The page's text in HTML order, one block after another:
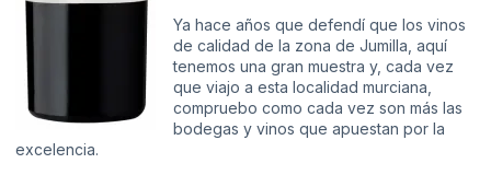
Ya hace años que defendí que los vinos
de calidad de la zona de Jumilla, aquí
tenemos una gran muestra y, cada vez
que viajo a esta localidad murciana,
compruebo como cada vez son más las
bodegas y vinos que apuestan por la
excelencia.